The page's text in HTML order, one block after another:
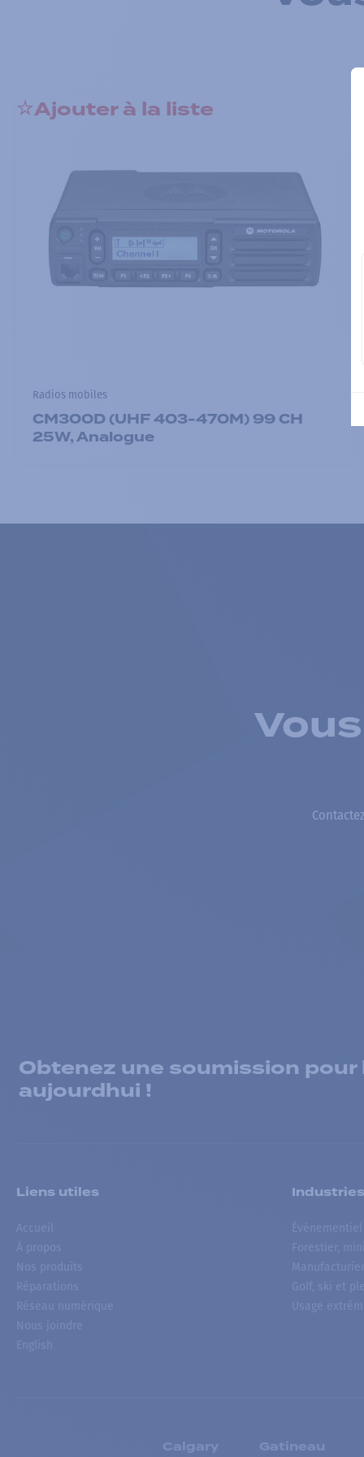
Ajouter à la liste
Radios mobiles
CM300D (UHF 403-470M) 99 CH
25W, Analogue
Obtenez une soumission
aujourdhui !
Liens utiles
Accueil
À propos
Nos produits
Réparations
Réseau numérique
Nous joindre
English
Industries
Événementiel
Forestier,
Manufacturier
Golf, ski et
Usage
Calgary Gatineau